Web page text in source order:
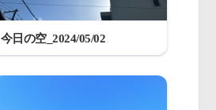
今日の空_2024/05/02